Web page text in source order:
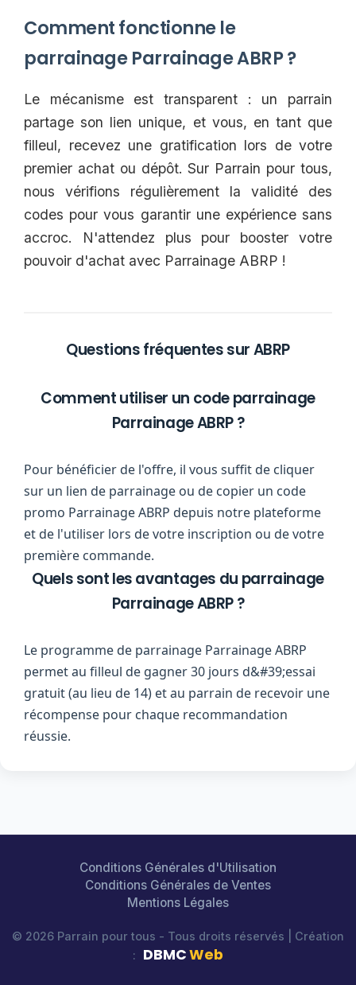
Comment fonctionne le
parrainage Parrainage ABRP ?
Le mécanisme est transparent : un parrain
partage son lien unique, et vous, en tant que
filleul, recevez une gratification lors de votre
premier achat ou dépôt. Sur Parrain pour tous,
nous vérifions régulièrement la validité des
codes pour vous garantir une expérience sans
accroc. N'attendez plus pour booster votre
pouvoir d'achat avec Parrainage ABRP !
Questions fréquentes sur ABRP
Comment utiliser un code parrainage
Parrainage ABRP ?
Pour bénéficier de l'offre, il vous suffit de cliquer
sur un lien de parrainage ou de copier un code
promo Parrainage ABRP depuis notre plateforme
et de l'utiliser lors de votre inscription ou de votre
première commande.
Quels sont les avantages du parrainage
Parrainage ABRP ?
Le programme de parrainage Parrainage ABRP
permet au filleul de gagner 30 jours d&#39;essai
gratuit (au lieu de 14) et au parrain de recevoir une
récompense pour chaque recommandation
réussie.
Conditions Générales d'Utilisation
Conditions Générales de Ventes
Mentions Légales
© 2026 Parrain pour tous - Tous droits réservés | Création
:
DBMCWeb